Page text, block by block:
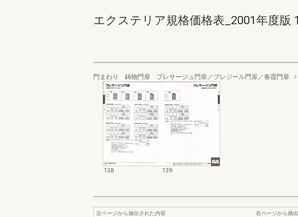
エクステリア規格価格表_2001年度版
門まわり 鋳物門扉 プレサージュ門扉／プレジール門扉／春霞門扉
138 139
左ページから抽出された内容
右ページから抽